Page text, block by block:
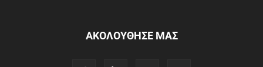
ΑΚΟΛΟΥΘΗΣΕ ΜΑΣ